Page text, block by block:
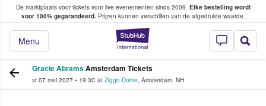
De marktplaats voor tickets voor live-evenementen sinds 2009. Elke bestelling wordt
voor 100% gegarandeerd.Prijzen kunnen verschillen van de afgedrukte waarde.
StubHub: waar
Menu
tickets kopen en verkopen
Gracie AbramsAmsterdam Tickets
vr 07 mei 2027 • 19:30 at Ziggo Dome, Amsterdam, NH